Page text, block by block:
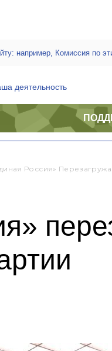
деятельность
Россия»